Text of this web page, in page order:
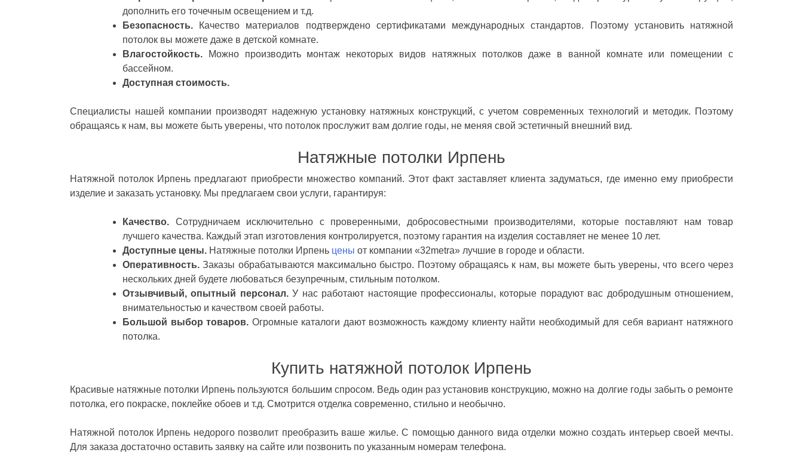
дополнить его точечным освещением и т.д.
Безопасность. Качество материалов подтверждено сертификатами международных стандартов. Поэтому установить натяжной
потолок вы можете даже в детской комнате.
Влагостойкость. Можно производить монтаж некоторых видов натяжных потолков даже в ванной комнате или помещении с
бассейном.
Доступная стоимость.
Специалисты нашей компании производят надежную установку натяжных конструкций, с учетом современных технологий и методик. Поэтому
обращаясь к нам, вы можете быть уверены, что потолок прослужит вам долгие годы, не меняя свой эстетичный внешний вид.
Натяжные потолки Ирпень
Натяжной потолок Ирпень предлагают приобрести множество компаний. Этот факт заставляет клиента задуматься, где именно ему приобрести
изделие и заказать установку. Мы предлагаем свои услуги, гарантируя:
Качество. Сотрудничаем исключительно с проверенными, добросовестными производителями, которые поставляют нам товар
лучшего качества. Каждый этап изготовления контролируется, поэтому гарантия на изделия составляет не менее 10 лет.
Доступные цены. Натяжные потолки Ирпень цены от компании «32metra» лучшие в городе и области.
Оперативность. Заказы обрабатываются максимально быстро. Поэтому обращаясь к нам, вы можете быть уверены, что всего через
нескольких дней будете любоваться безупречным, стильным потолком.
Отзывчивый, опытный персонал.У нас работают настоящие профессионалы, которые порадуют вас добродушным отношением,
внимательностью и качеством своей работы.
Большой выбор товаров. Огромные каталоги дают возможность каждому клиенту найти необходимый для себя вариант натяжного
потолка.
Купить натяжной потолок Ирпень
Красивые натяжные потолки Ирпень пользуются большим спросом. Ведь один раз установив конструкцию, можно на долгие годы забыть о ремонте
потолка, его покраске, поклейке обоев и т.д. Смотрится отделка современно, стильно и необычно.
Натяжной потолок Ирпень недорого позволит преобразить ваше жилье. С помощью данного вида отделки можно создать интерьер своей мечты.
Для заказа достаточно оставить заявку на сайте или позвонить по указанным номерам телефона.